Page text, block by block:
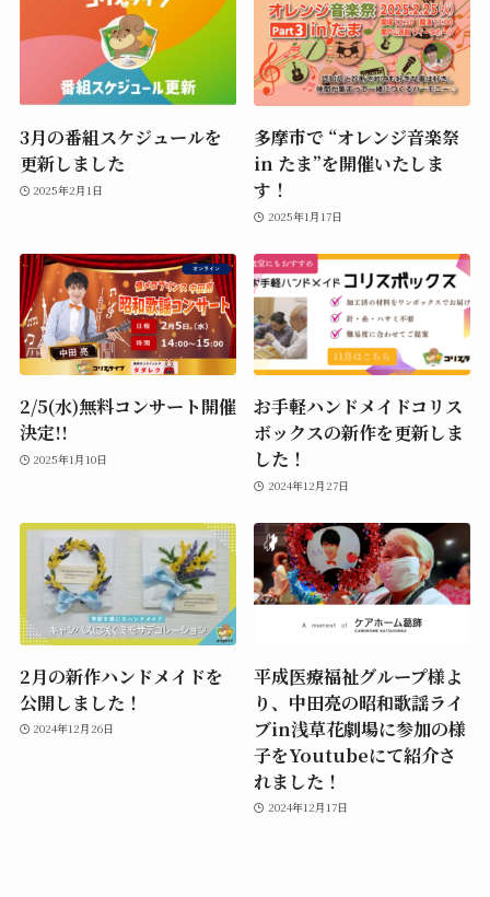
3月の番組スケジュールを
更新しました
2025年2月1日
多摩市で “オレンジ音楽祭
in たま”を開催いたしま
す！
2025年1月17日
2/5(水)無料コンサート開催
決定!!
2025年1月10日
お手軽ハンドメイドコリス
ボックスの新作を更新しま
した！
2024年12月27日
2月の新作ハンドメイドを
公開しました！
2024年12月26日
平成医療福祉グループ様よ
り、中田亮の昭和歌謡ライ
ブin浅草花劇場に参加の様
子をYoutubeにて紹介さ
れました！
2024年12月17日